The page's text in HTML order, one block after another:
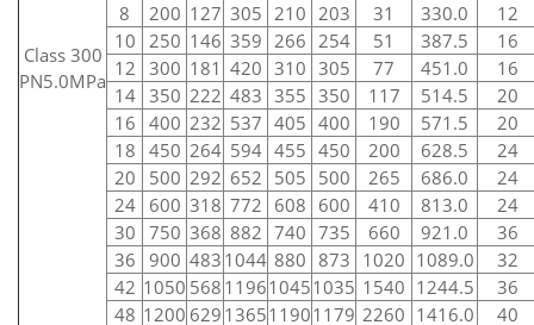
Class 300
PN5.0MPa
8
200 127 305 210 203 31 330.0
12
10 250 146 359 266 254 51 387.5
16
12 300 181 420 310 305 77 451.0
16
14 350 222 483 355 350 117 514.5
20
16 400 232 537 405 400 190 571.5
20
18 450 264 594 455 450 200 628.5
24
20
500 292 652 505 500 265 686.0
24
24
600 318 772 608 600 410 813.0
24
30 750 368 882 740 735 660 921.0
36
36 900 483 1044 880 873 1020 1089.0
32
42 1050 568 119610451035 1540 1244.5
36
48 1200 629 136511901179 2260 1416.0 40